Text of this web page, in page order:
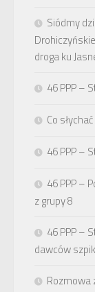
Siódmy
droga ku
46 PPP –
Co
46 PPP –
46 PPP –
z grupy 8
46 PPP –
dawców
Rozmowa